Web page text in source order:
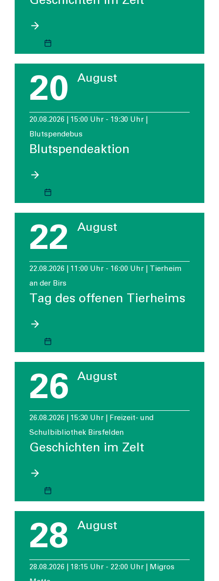
20 August
20.08.2026 | 15:00 Uhr - 19:30 Uhr |
Blutspendebus
Blutspendeaktion
22 August
22.08.2026 | 11:00 Uhr - 16:00 Uhr | Tierheim
an der Birs
Tag des offenen Tierheims
26 August
26.08.2026 | 15:30 Uhr | Freizeit- und
Schulbibliothek Birsfelden
Geschichten im Zelt
28 August
28.08.2026 | 18:15 Uhr - 22:00 Uhr | Migros